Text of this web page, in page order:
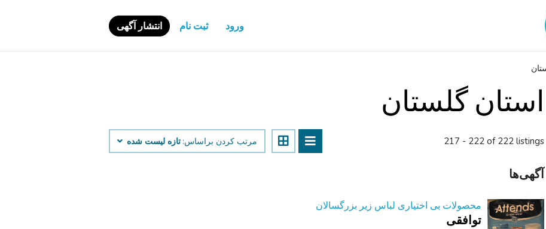
ورود ثبت نام انتشار آگهی
استان گلستان
217 - 222 of 222 listings مرتب کردن براساس: تازه لیست شده
آگهی‌ها
محصولات بی اختیاری لباس زیر بزرگسالان
توافقی